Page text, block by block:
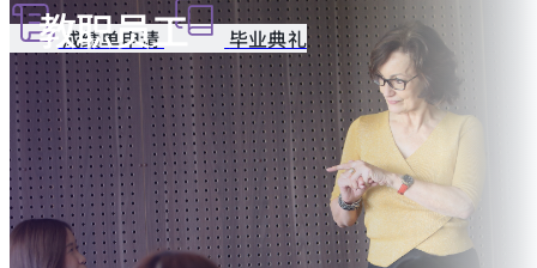
成绩单申请 毕业典礼
教职员工